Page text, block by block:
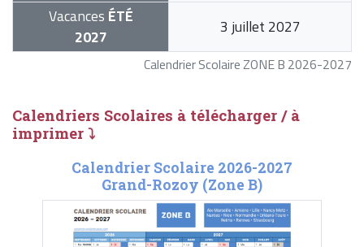
Calendrier Scolaire ZONE B 2026-2027
Vacances ÉTÉ
2027
3 juillet 2027
Calendriers Scolaires à télécharger / à
imprimer ⤵
Calendrier Scolaire 2026-2027
Grand-Rozoy (Zone B)